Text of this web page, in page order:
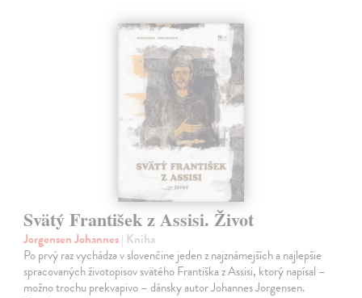
Svätý František z Assisi. Život
Jorgensen Johannes| Kniha
Po prvý raz vychádza v slovenčine jeden z najznámejších a najlepšie
spracovaných životopisov svätého Františka z Assisi, ktorý napísal –
možno trochu prekvapivo – dánsky autor Johannes Jorgensen.